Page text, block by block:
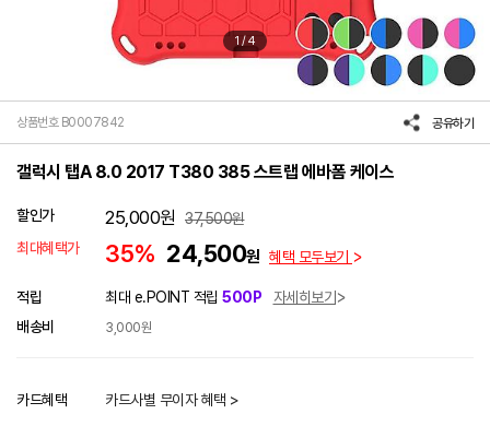
1 /4
상품번호 B0007842 공유하기
갤럭시 탭A 8.0 2017 T380 385 스트랩 에바폼 케이스
할인가 25,000원 37,500원
최대혜택가
35% 24,500원 혜택 모두보기
적립 최대 e.POINT 적립 500P
자세히보기
배송비
3,000원
카드혜택 카드사별 무이자 혜택 >